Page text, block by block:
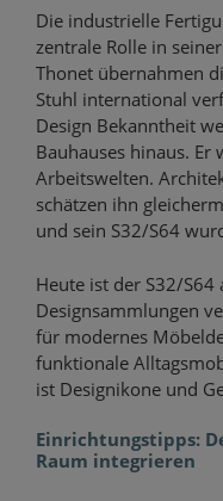
Die industrielle
zentrale Rolle in
Thonet übernahmen
Stuhl international
Design Bekanntheit
Bauhauses hinaus.
Arbeitswelten.
schätzen ihn
und sein S32/S64
Heute ist der S32/
Designsammlungen
für modernes
funktionale
ist Designikone und
Einrichtungstipps:
Raum integrieren